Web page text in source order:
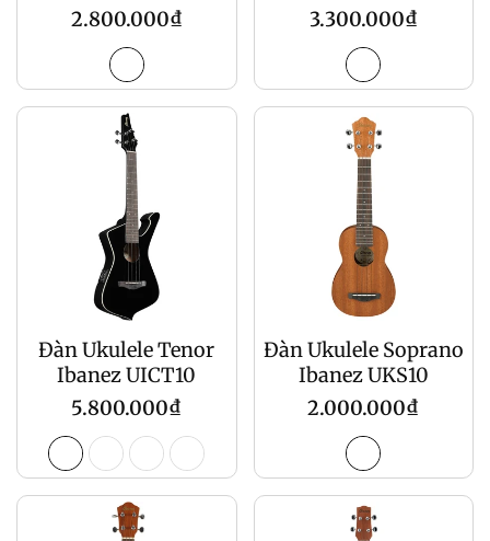
Giá
2.800.000₫
Giá
3.300.000₫
Đàn Ukulele Tenor
Ibanez UICT10
Giá
gốc
5.800.000₫
Đàn Ukulele Soprano
Ibanez UKS10
Giá
2.000.000₫